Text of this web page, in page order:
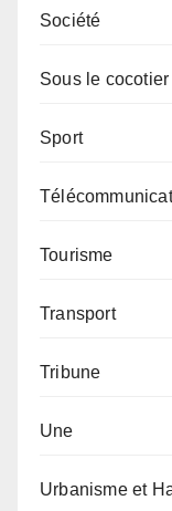
Société
Sous le cocotier
Sport
Tourisme
Transport
Tribune
Une
Urbanisme et